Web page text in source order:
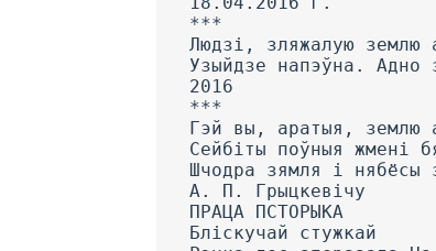
***
Людзі, зляжалую
Узыйдзе напэўна. Адно
2016
***
Гэй вы, аратыя, землю
Сейбіты поўныя жмені
Шчодра зямля і нябёсы
A. П. Грыцкевічу
ПРАЦА ПСТОРЫКА
Бліскучай стужкай